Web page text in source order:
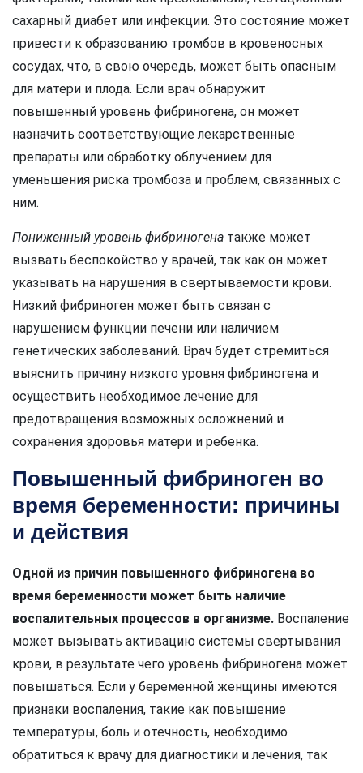
сахарный диабет или инфекции. Это состояние может
привести к образованию тромбов в кровеносных
сосудах, что, в свою очередь, может быть опасным
для матери и плода. Если врач обнаружит
повышенный уровень фибриногена, он может
назначить соответствующие лекарственные
препараты или обработку облучением для
уменьшения риска тромбоза и проблем, связанных с
ним.
Пониженный уровень фибриногена также может
вызвать беспокойство у врачей, так как он может
указывать на нарушения в свертываемости крови.
Низкий фибриноген может быть связан с
нарушением функции печени или наличием
генетических заболеваний. Врач будет стремиться
выяснить причину низкого уровня фибриногена и
осуществить необходимое лечение для
предотвращения возможных осложнений и
сохранения здоровья матери и ребенка.
Повышенный фибриноген во
время беременности: причины
и действия
Одной из причин повышенного фибриногена во
время беременности может быть наличие
воспалительных процессов в организме. Воспаление
может вызывать активацию системы свертывания
крови, в результате чего уровень фибриногена может
повышаться. Если у беременной женщины имеются
признаки воспаления, такие как повышение
температуры, боль и отечность, необходимо
обратиться к врачу для диагностики и лечения, так